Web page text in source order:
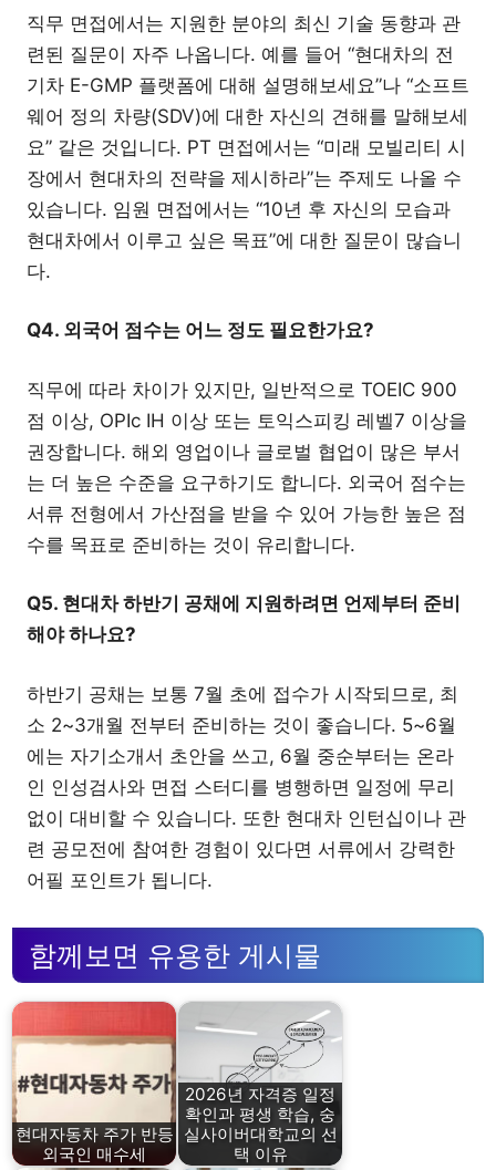
직무 면접에서는 지원한 분야의 최신 기술 동향과 관
련된 질문이 자주 나옵니다. 예를 들어 “현대차의 전
기차 E-GMP 플랫폼에 대해 설명해보세요”나 “소프트
웨어 정의 차량(SDV)에 대한 자신의 견해를 말해보세
요” 같은 것입니다. PT 면접에서는 “미래 모빌리티 시
장에서 현대차의 전략을 제시하라”는 주제도 나올 수
있습니다. 임원 면접에서는 “10년 후 자신의 모습과
현대차에서 이루고 싶은 목표”에 대한 질문이 많습니
다.
Q4. 외국어 점수는 어느 정도 필요한가요?
직무에 따라 차이가 있지만, 일반적으로 TOEIC 900
점 이상, OPIc IH 이상 또는 토익스피킹 레벨7 이상을
권장합니다. 해외 영업이나 글로벌 협업이 많은 부서
는 더 높은 수준을 요구하기도 합니다. 외국어 점수는
서류 전형에서 가산점을 받을 수 있어 가능한 높은 점
수를 목표로 준비하는 것이 유리합니다.
Q5. 현대차 하반기 공채에 지원하려면 언제부터 준비
해야 하나요?
하반기 공채는 보통 7월 초에 접수가 시작되므로, 최
소 2~3개월 전부터 준비하는 것이 좋습니다. 5~6월
에는 자기소개서 초안을 쓰고, 6월 중순부터는 온라
인 인성검사와 면접 스터디를 병행하면 일정에 무리
없이 대비할 수 있습니다. 또한 현대차 인턴십이나 관
련 공모전에 참여한 경험이 있다면 서류에서 강력한
어필 포인트가 됩니다.
함께보면 유용한 게시물
현대자동차 주가 반등
외국인 매수세
2026년 자격증 일정
확인과 평생 학습, 숭
실사이버대학교의 선
택 이유